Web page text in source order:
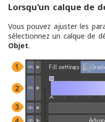
Lorsqu'un calque de
Vous pouvez ajuster les
sélectionnez un calque de
Objet.